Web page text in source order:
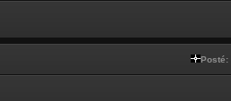
Posté: